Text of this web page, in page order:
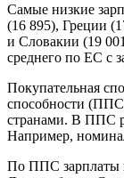
Самые низкие
(16 895), Греции
и Словакии (19
среднего по ЕС с
Покупательная
способности
странами. В ППС
Например,
По ППС зарплаты